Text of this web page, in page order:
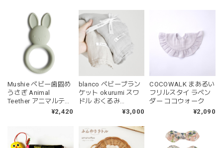
Mushie ベビー歯固め
うさぎ Animal
Teether アニマルティ
ーサー Bunny ムシエ
¥2,420
blanco ベビーブラン
ケット okurumi スワ
ドル おくるみ
120×120cm 無地 赤ち
¥3,000
COCOWALK まあるい
フリルスタイ ラベン
ダー ココウォーク
¥2,090